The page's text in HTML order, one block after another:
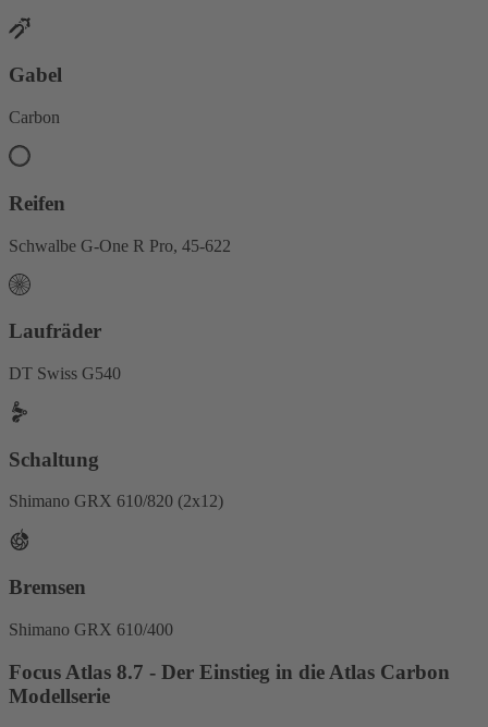
Gabel
Carbon
Reifen
Schwalbe G-One R Pro, 45-622
Laufräder
DT Swiss G540
Schaltung
Shimano GRX 610/820 (2x12)
Bremsen
Shimano GRX 610/400
Focus Atlas 8.7 - Der Einstieg in die Atlas Carbon
Modellserie